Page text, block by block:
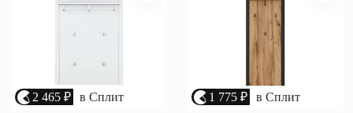
2 465 ₽ в Сплит 1 775 ₽ в Сплит